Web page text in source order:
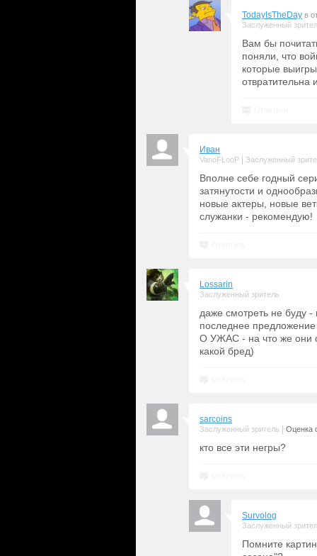
TodayIsTheDay в
Заслуженный
Вам бы
поняли, что
которые
отвратительна
Иван
VanoFLooP Заслуженный
Вполне себе годный
затянутости и
новые актеры, новые
служанки - рекомендую!
Lossarin
Заслуженный зритель
даже смотреть не буду -
последнее предложение
О УЖАС - на что же они
какой бред)
sarcoins
Заслуженный зритель Оценка
кто все эти негры?
Survolog
Заслуженный
Помните